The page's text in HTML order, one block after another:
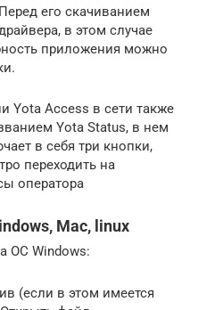
его скачиванием
в этом случае
приложения можно
Yota Access в сети также
Yota Status, в нем
в себя три кнопки,
переходить на
оператора
Mac, linux
ОС Windows:
(если в этом имеется